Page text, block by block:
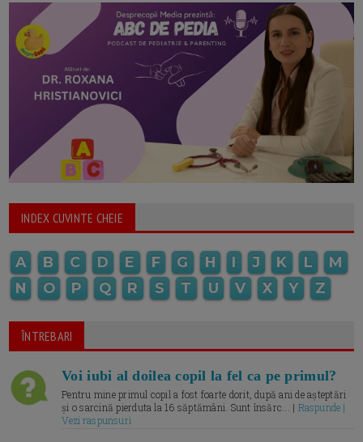
INDEX CUVINTE CHEIE
A B C D E F G H I J K L
M
N
O P Q R S T U V X Y Z
ÎNTREBARI
Voi iubi al doilea copil la fel ca pe primul?
Pentru mine primul copil a fost foarte dorit, după ani de așteptări
și o sarcină pierduta la 16 săptămâni. Sunt însărc... | Raspunde |
Vezi raspunsuri